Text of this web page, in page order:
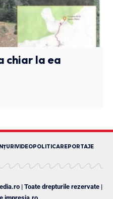
chiar la ea
VIDEOPOLITICAREPORTAJE
| Toate drepturile rezervate |